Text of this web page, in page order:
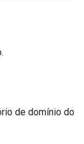
de domínio do